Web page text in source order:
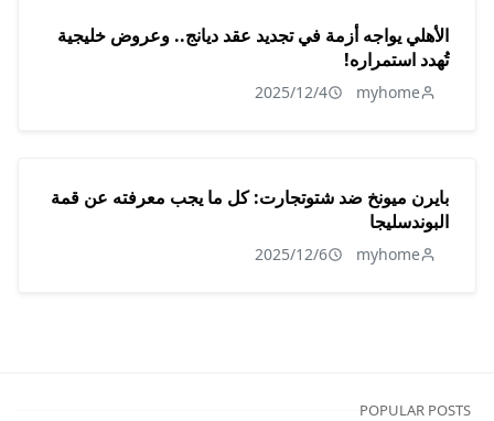
الأهلي يواجه أزمة في تجديد عقد ديانج.. وعروض خليجية
تُهدد استمراره!
myhome
2025/12/4
بايرن ميونخ ضد شتوتجارت: كل ما يجب معرفته عن قمة
البوندسليجا
myhome
2025/12/6
POPULAR POSTS